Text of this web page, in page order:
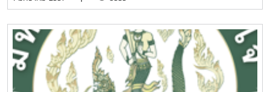
มัย(ทำไม)" เป็นต้น เชื่อว่าในอนาคตอันใกล้จะต้องมีคำศัพท์
แปลกๆ ใหม่ๆ แบบนี้เกิดขึ้นมาอีกมากมายตามพัฒนาการของ
ภาษาและเทคโนโลยีสารสนเทศ ทั้ง หมดที่กล่าวมาเป็นเพียงส่วน
หนึ่งที่เห็นได้ชัดจากภาษาไทยที่ใช้กันทางโซเชีย ลมีเดียในปัจจุบัน
ซึ่งยังคงมีรายละเอียดปลีกย่อยอื่นๆ อีกมากที่นักภาษาไทยควรจะ
ต้องติดตามศึกษาให้ชัดเจน แต่คงไม่ใช่เพื่อการส่งเสริมหรือ
การจัดงานสงกรานต์ในแต่ละท้องที่จะเริ่มก่อนเริ่มหลังต่างๆ กัน
ไป บางที่บางแห่งเริ่มกันตั้งแต่วันที่ 10 เมษายน แต่บางที่บาง
แห่งกว่าจะเริ่มงานก็หลังวันที่ 20 เมษายนไปแล้ว เช่น สงกรานต์
พระประแดง เป็นต้น ทำให้กว่าจะสิ้นสุดบรรยากาศของสงกรานต์
จริงๆ ก็ตกไปถึงปลายเดือนเมษายน ดังนั้น จึงอาจกล่าวได้ว่า
เดือนเมษายนเกือบทั้งเดือนเป็นเทศกาลสงกรานต์ก็ว่าได้ แต่ไม่ว่า
เห็นแก่ประโยชน์ส่วนรวมและยอมให้ความร่วมมืออย่างจริงจัง
ประการที่สาม การบริหารการเผายังทำไม่ได้อย่างจริงจัง จาก
ความเข้าใจต่อวิถีชีวิตของเกษตรกรในพื้นที่กันดารและห่างไกลที่
ยากจะขจัดการเผาได้อย่างเด็ดขาด ทางกรมควบคุมมลพิษ จึง
คิดวิธีแก้ปัญหา โดยการยอมให้มีการเผาตามความจำเป็น หรือ
การบริหารการเผานั่นเอง ด้วยการกำหนดวัน เวลา พื้นที่ และ
นโยบายนี้จึงมีผลกระทบโดยตรงในทางบวกต่อยอดการผลิต
รถยนต์ของไทยในรอบปี ๒๕๕๕ ให้สูงเกิน ๒ ล้านคันได้เป็นปีแรก
ซึ่งทำให้รัฐบาลหลงใหลได้ปลื้มกับความสำเร็จของนโยบายนี้เป็น
อันมากแต่ถ้าพิจารณากันให้ถ่องแท้จะเห็นได้ว่า ยอดการจำหน่าย
รถยนต์ที่สูงขึ้นอย่างชัดเจนนั้นมาจากยอดขายภายในประเทศเป็น
ระเบียบการเผา มาตรการป้องกันไฟป่า มาตรการสนับสนุน
หมู่บ้านปลอดการเผา มาตรการส่งเสริมภาคเอกชนและภาคีร่วม
ป้องกันและแก้ไขมลพิษจากหมอกควัน มาตรการสื่อสาร
ประชาสัมพันธ์สู่กลุ่มเป้าหมาย มาตรการแจ้งเตือนสถานการณ์
หมอกควัน มาตรการขยายความร่วมมือกับประเทศเพื่อนบ้านและ
กำลังปลาบปลื้มกับผลงานชิ้นนี้ เพราะช่วยกระตุ้นยอดการผลิต
ทั้งๆ ที่นโยบายนี้สวนทางกับนโยบายการประหยัดพลังงานและการ
ลดการนำเข้าน้ำมันอย่าง ชัดเจน อีกทั้งยังเป็นการเพิ่มภาระหนี้
สาธารณะของประเทศให้สูงยิ่งขึ้นไปอีก ส่วนนโยบายนี้จะมีผลกระ
ทบต่อสังคมและประเทศชาติมากน้อยแค่ไหน มีใครได้ใครเสียบ้าง
คงป่วยการที่จะกล่าวถึงแล้วในเวลานี้ เพราะการดำเนินนโยบายได้